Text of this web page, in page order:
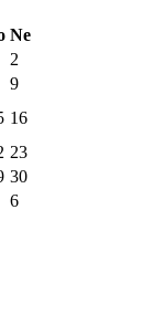
Ne
2
9
16
23
30
6